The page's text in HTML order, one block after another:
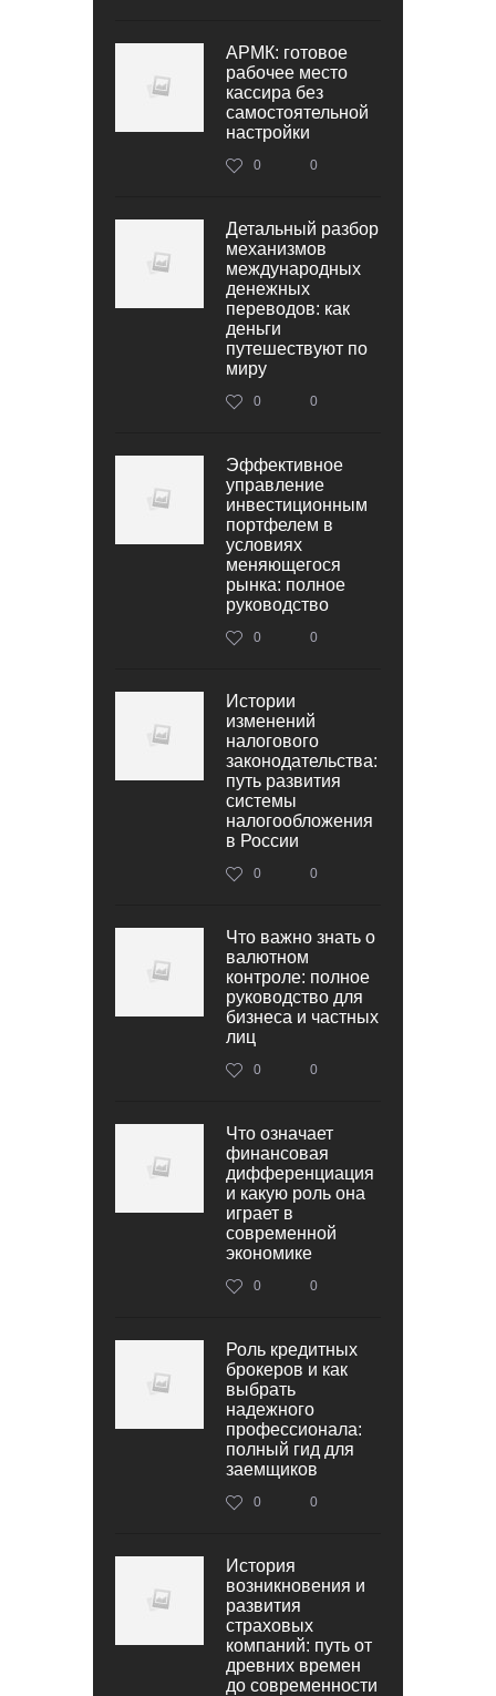
АРМК: готовое
рабочее место
кассира без
самостоятельной
настройки
0 0
Детальный разбор
механизмов
международных
денежных
переводов: как
деньги
путешествуют по
миру
0 0
Эффективное
управление
инвестиционным
портфелем в
условиях
меняющегося
рынка: полное
руководство
0 0
Истории
изменений
налогового
законодательства:
путь развития
системы
налогообложения
в России
0 0
Что важно знать о
валютном
контроле: полное
руководство для
бизнеса и частных
лиц
0 0
Что означает
финансовая
дифференциация
и какую роль она
играет в
современной
экономике
0 0
Роль кредитных
брокеров и как
выбрать
надежного
профессионала:
полный гид для
заемщиков
0 0
История
возникновения и
развития
страховых
компаний: путь от
древних времен
до современности